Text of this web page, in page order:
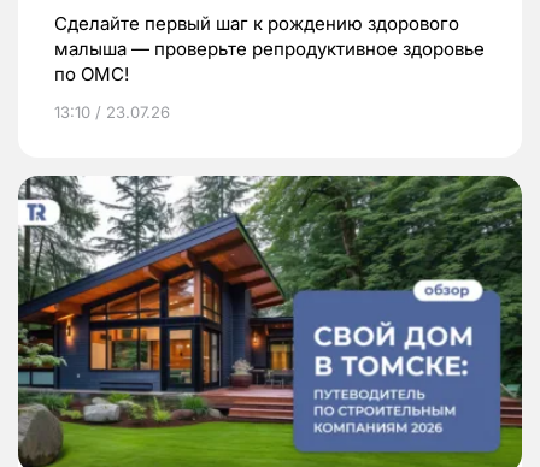
Сделайте первый шаг к рождению здорового
малыша — проверьте репродуктивное здоровье
по ОМС!
13:10 / 23.07.26